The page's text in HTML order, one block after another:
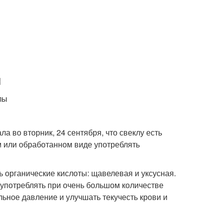
во вторник, 24 сентября, что свеклу есть
обработанном виде употреблять
кислоты: щавелевая и уксусная.
при очень большом количестве
давление и улучшать текучесть крови и